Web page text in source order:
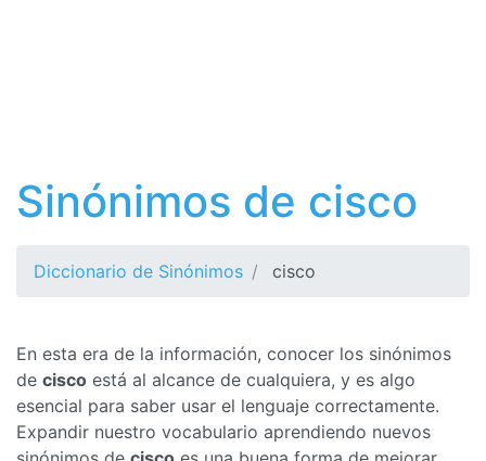
Sinónimos de cisco
Diccionario de Sinónimos cisco
En esta era de la información, conocer los sinónimos
de cisco está al alcance de cualquiera, y es algo
esencial para saber usar el lenguaje correctamente.
Expandir nuestro vocabulario aprendiendo nuevos